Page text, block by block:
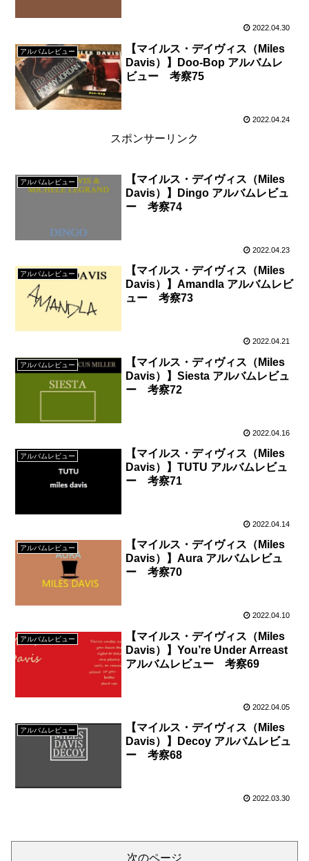
2022.04.30
アルバムレビュー
【マイルス・デイヴィス（Miles
Davis）】Doo-Bop アルバムレ
ビュー 考察75
2022.04.24
スポンサーリンク
アルバムレビュー
【マイルス・デイヴィス（Miles
Davis）】Dingo アルバムレビュ
ー 考察74
2022.04.23
アルバムレビュー
【マイルス・デイヴィス（Miles
Davis）】Amandla アルバムレビ
ュー 考察73
2022.04.21
アルバムレビュー
【マイルス・ディヴィス（Miles
Davis）】Siesta アルバムレビュ
ー 考察72
2022.04.16
アルバムレビュー
【マイルス・ディヴィス（Miles
Davis）】TUTU アルバムレビュ
ー 考察71
2022.04.14
アルバムレビュー
【マイルス・デイヴィス（Miles
Davis）】Aura アルバムレビュ
ー 考察70
2022.04.10
アルバムレビュー
【マイルス・デイヴィス（Miles
Davis）】You’re Under Arreast
アルバムレビュー 考察69
2022.04.05
アルバムレビュー
【マイルス・デイヴィス（Miles
Davis）】Decoy アルバムレビュ
ー 考察68
2022.03.30
次のページ